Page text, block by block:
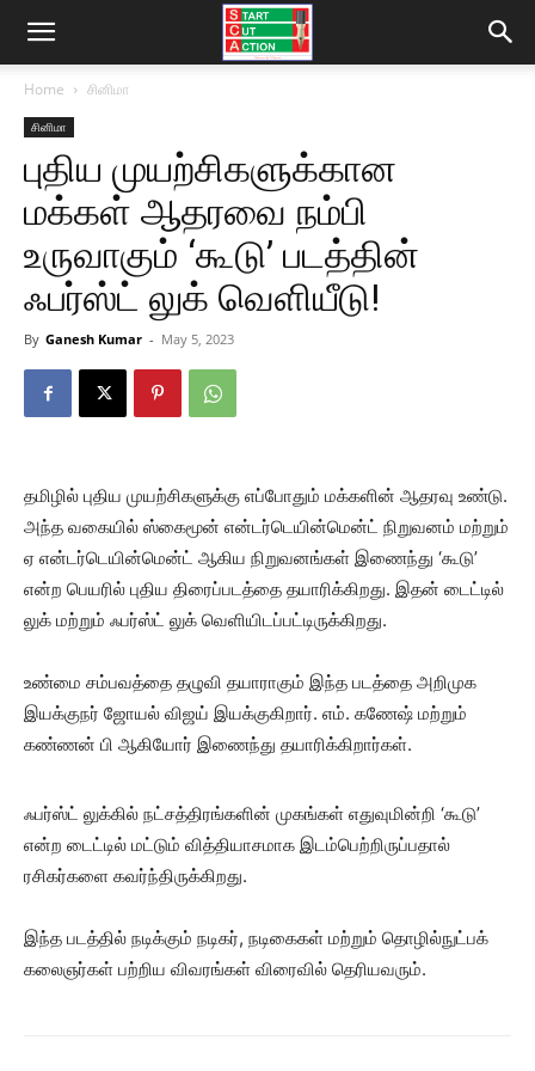
Home சினிமா
சினிமா
புதிய முயற்சிகளுக்கான
மக்கள் ஆதரவை நம்பி
உருவாகும் ‘கூடு’ படத்தின்
ஃபர்ஸ்ட் லுக் வெளியீடு!
By Ganesh Kumar - May 5, 2023
தமிழில் புதிய முயற்சிகளுக்கு எப்போதும் மக்களின் ஆதரவு உண்டு.
அந்த வகையில் ஸ்கைமூன் என்டர்டெயின்மென்ட் நிறுவனம் மற்றும்
ஏ என்டர்டெயின்மென்ட் ஆகிய நிறுவனங்கள் இணைந்து ‘கூடு’
என்ற பெயரில் புதிய திரைப்படத்தை தயாரிக்கிறது. இதன் டைட்டில்
லுக் மற்றும் ஃபர்ஸ்ட் லுக் வெளியிடப்பட்டிருக்கிறது.
உண்மை சம்பவத்தை தழுவி தயாராகும் இந்த படத்தை அறிமுக
இயக்குநர் ஜோயல் விஜய் இயக்குகிறார். எம். கணேஷ் மற்றும்
கண்ணன் பி ஆகியோர் இணைந்து தயாரிக்கிறார்கள்.
ஃபர்ஸ்ட் லுக்கில் நட்சத்திரங்களின் முகங்கள் எதுவுமின்றி ‘கூடு’
என்ற டைட்டில் மட்டும் வித்தியாசமாக இடம்பெற்றிருப்பதால்
ரசிகர்களை கவர்ந்திருக்கிறது.
இந்த படத்தில் நடிக்கும் நடிகர், நடிகைகள் மற்றும் தொழில்நுட்பக்
கலைஞர்கள் பற்றிய விவரங்கள் விரைவில் தெரியவரும்.